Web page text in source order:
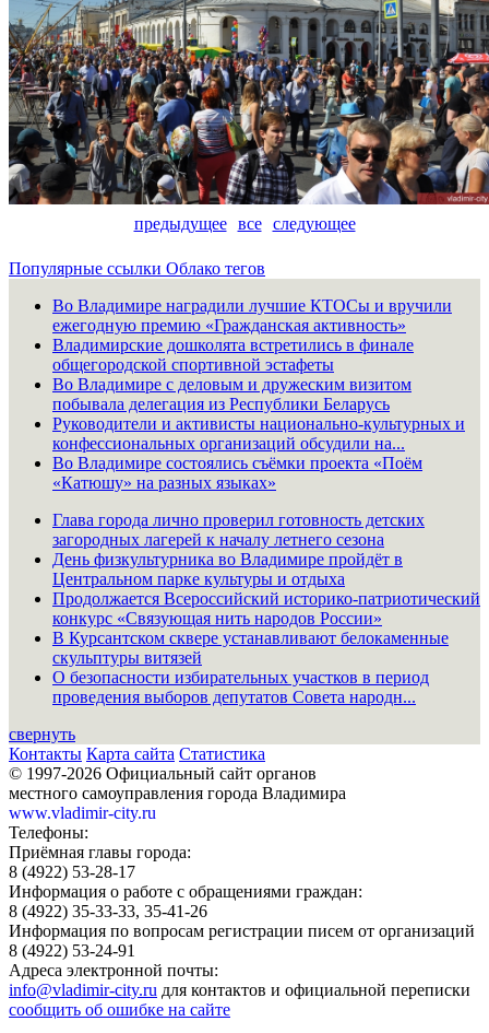
предыдущее все следующее
Популярные ссылки Облако тегов
Во Владимире наградили лучшие КТОСы и вручили
ежегодную премию «Гражданская активность»
Владимирские дошколята встретились в финале
общегородской спортивной эстафеты
Во Владимире с деловым и дружеским визитом
побывала делегация из Республики Беларусь
Руководители и активисты национально-культурных и
конфессиональных организаций обсудили на...
Во Владимире состоялись съёмки проекта «Поём
«Катюшу» на разных языках»
Глава города лично проверил готовность детских
загородных лагерей к началу летнего сезона
День физкультурника во Владимире пройдёт в
Центральном парке культуры и отдыха
Продолжается Всероссийский историко-патриотический
конкурс «Связующая нить народов России»
В Курсантском сквере устанавливают белокаменные
скульптуры витязей
О безопасности избирательных участков в период
проведения выборов депутатов Совета народн...
свернуть
Контакты Карта сайта Статистика
© 1997-2026 Официальный сайт органов
местного самоуправления города Владимира
www.vladimir-city.ru
Телефоны:
Приёмная главы города:
8 (4922) 53-28-17
Информация о работе с обращениями граждан:
8 (4922) 35-33-33, 35-41-26
Информация по вопросам регистрации писем от организаций
8 (4922) 53-24-91
Адреса электронной почты:
info@vladimir-city.ru для контактов и официальной переписки
сообщить об ошибке на сайте